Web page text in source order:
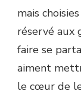
mais
réservé aux
faire se
aiment
le cœur de